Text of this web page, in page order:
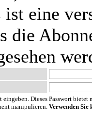
ist eine
die
Dieses Passwort
manipulieren. Verwenden Sie